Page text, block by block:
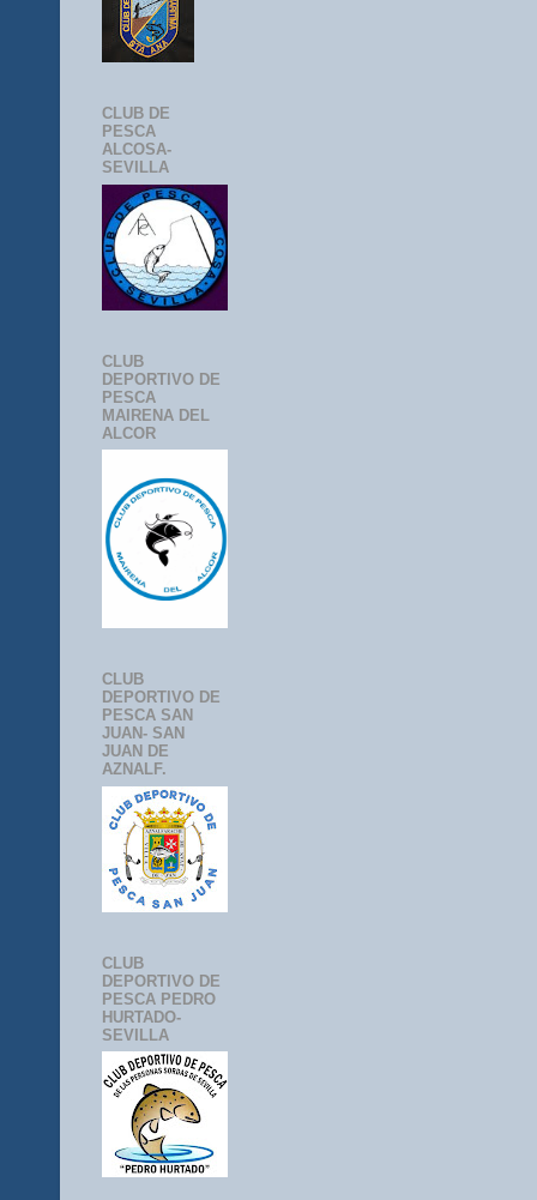
CLUB DE
PESCA
ALCOSA-
SEVILLA
CLUB
DEPORTIVO DE
PESCA
MAIRENA DEL
ALCOR
CLUB
DEPORTIVO DE
PESCA SAN
JUAN- SAN
JUAN DE
AZNALF.
CLUB
DEPORTIVO DE
PESCA PEDRO
HURTADO-
SEVILLA